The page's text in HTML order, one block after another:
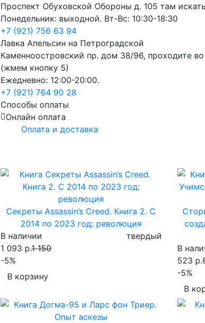
Проспект Обуховской Обороны д. 105 там
Понедельник: выходной. Вт-Вс: 10:30-18:30
+7 (921) 756 63 94
Лавка Апельсин на Петроградской
Каменноостровский пр. дом 38/96, проходите
(жмем кнопку 5)
Ежедневно: 12:00-20:00.
+7 (921) 764 90 28
Способы оплаты
Онлайн оплата
Оплата и доставка
Секреты Assassin’s Creed. Книга 2. С
2014 по 2023 год: революция
В наличии
твердый
1 093 р.1 150
-5%
В корзину
В
523 р.
-5%
В